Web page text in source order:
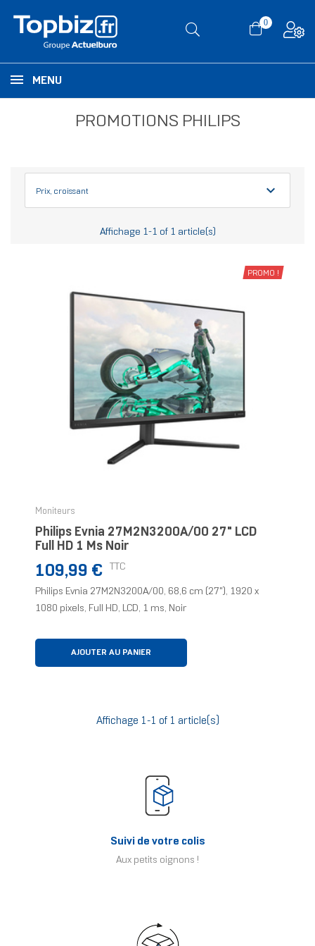
0
MENU
PROMOTIONS PHILIPS
Prix, croissant expand_more
Affichage 1-1 of 1 article(s)
PROMO !
Moniteurs
Philips Evnia 27M2N3200A/00 27" LCD
Full HD 1 Ms Noir
Prix
109,99 € TTC
Philips Evnia 27M2N3200A/00, 68,6 cm (27"), 1920 x
1080 pixels, Full HD, LCD, 1 ms, Noir
AJOUTER AU PANIER
Affichage 1-1 of 1 article(s)
Suivi de votre colis
Aux petits oignons !